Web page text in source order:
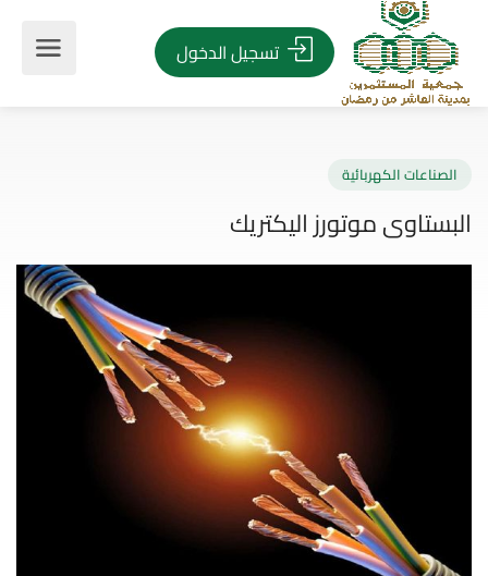
تسجيل الدخول
الكهربائية
موتورز اليكتريك